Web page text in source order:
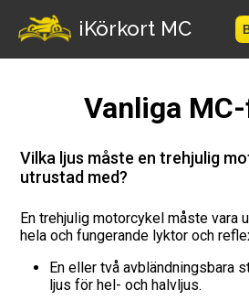
iKörkort MC
Prov
MC-
Vanliga
Vilka ljus måste en trehjulig
utrustad med?
En trehjulig motorcykel måste vara
hela och fungerande lyktor och
En eller två avbländningsbara
ljus för hel- och halvljus.